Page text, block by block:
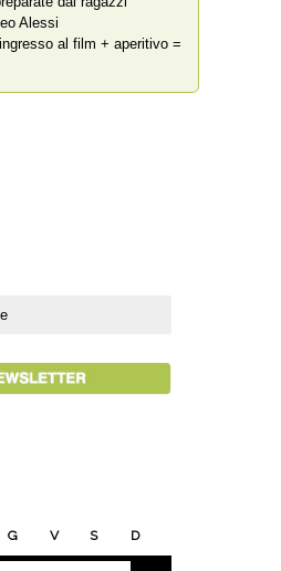
Alessi
al film + aperitivo =
G V S D